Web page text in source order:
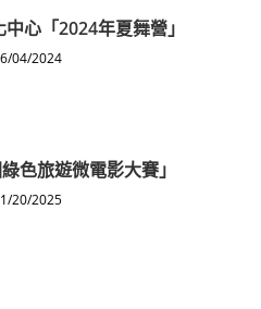
心「2024年夏舞營」
04/2024
色旅遊微電影大賽」
20/2025